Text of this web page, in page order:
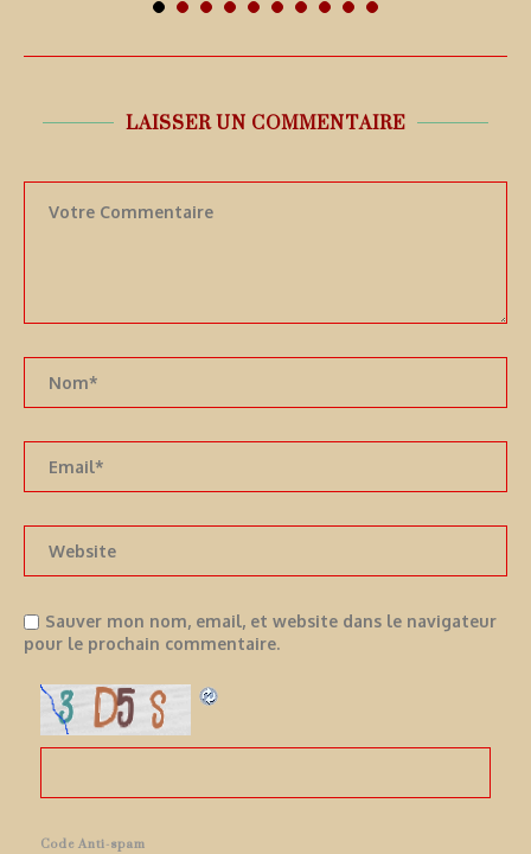
LAISSER UN COMMENTAIRE
Sauver mon nom, email, et website dans le navigateur
pour le prochain commentaire.
Code Anti-spam